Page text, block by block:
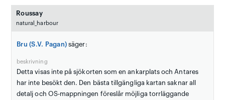
Roussay
natural_harbour
Bru (S.V. Pagan) säger:
beskrivning
Detta visas inte på sjökorten som en ankarplats och Antares
har inte besökt den. Den bästa tillgängliga kartan saknar all
detalj och OS-mappningen föreslår möjliga torrläggande